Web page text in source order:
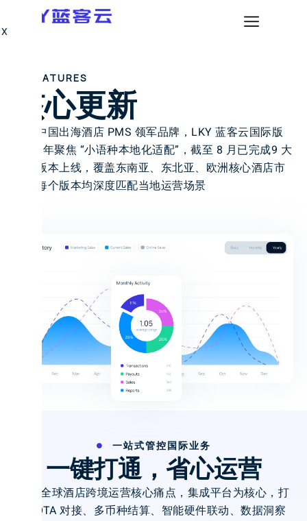
X
FEATURES
核心更新
作为中国出海酒店 PMS 领军品牌，LKY 蓝客云国际版
2025 年聚焦 “小语种本地化适配”，截至 8 月已完成9 大
语言版本上线，覆盖东南亚、东北亚、欧洲核心酒店市
场，每个版本均深度匹配当地运营场景
一站式管控国际业务
一键打通，省心运营
聚焦全球酒店跨境运营核心痛点，集成平台为核心，打
通 OTA 对接、多币种结算、智能硬件联动、数据洞察